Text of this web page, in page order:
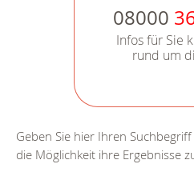
08000
Infos für Sie
rund um
Geben Sie hier Ihren
die Möglichkeit ihre Ergebnisse